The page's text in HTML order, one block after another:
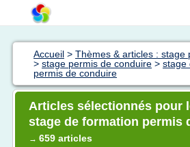
Accueil > Thèmes & articles : stage
> stage permis de conduire > stage
permis de conduire
Articles sélectionnés pour
stage de formation permis
→ 659 articles